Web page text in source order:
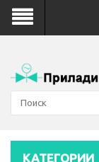
КАТЕГОРИИ